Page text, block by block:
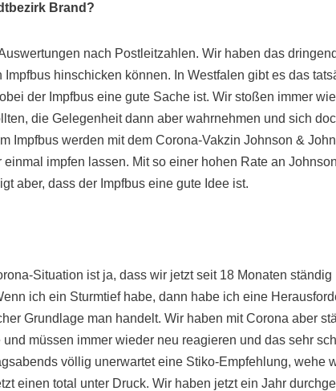
Brand?
nach Postleitzahlen. Wir haben das dringend
hinschicken können. In Westfalen gibt es das
der Impfbus eine gute Sache ist. Wir stoßen immer
die Gelegenheit dann aber wahrnehmen und sich
Impfbus werden mit dem Corona-Vakzin Johnson &
impfen lassen. Mit so einer hohen Rate an
aber, dass der Impfbus eine gute Idee ist.
Situation ist ja, dass wir jetzt seit 18 Monaten ständig
ich ein Sturmtief habe, dann habe ich eine
Grundlage man handelt. Wir haben mit Corona aber
müssen immer wieder neu reagieren und das sehr
völlig unerwartet eine Stiko-Empfehlung, wehe
einen total unter Druck. Wir haben jetzt ein Jahr